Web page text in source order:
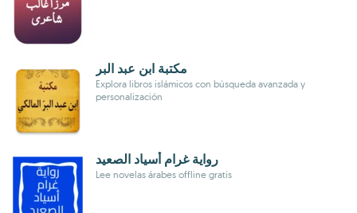
مكتبة ابن عبد البر
Explora libros islámicos con búsqueda avanzada y
personalización
رواية غرام أسياد الصعيد
Lee novelas árabes offline gratis